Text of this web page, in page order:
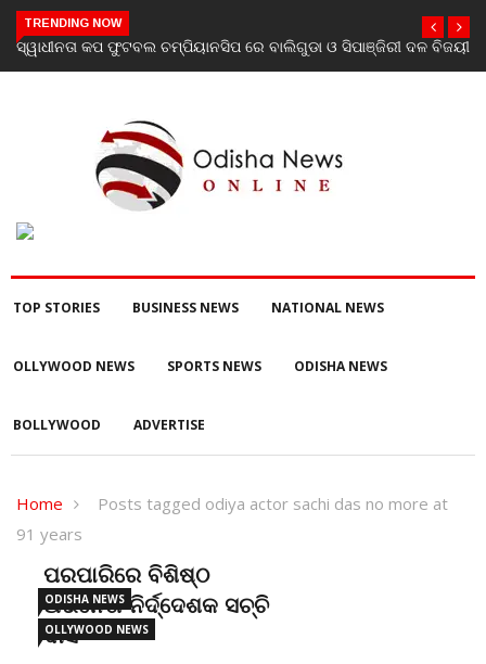
TRENDING NOW
ସ୍ୱାଧୀନତା କପ ଫୁଟବଲ ଚମ୍ପିୟାନସିପ ରେ ବାଲିଗୁଡା ଓ ସିପାଞ୍ଜିରୀ ଦଳ ବିଜୟୀ
TOP STORIES BUSINESS NEWS NATIONAL NEWS
OLLYWOOD NEWS SPORTS NEWS ODISHA NEWS
BOLLYWOOD ADVERTISE
Home
Posts tagged odiya actor sachi das no more at
91 years
ODISHA NEWS
OLLYWOOD NEWS
ପରପାରିରେ ବିଶିଷ୍ଠ
ଅଭିନେତା-ନିର୍ଦ୍ଦେଶକ ସଚ୍ଚି
ଦାସ